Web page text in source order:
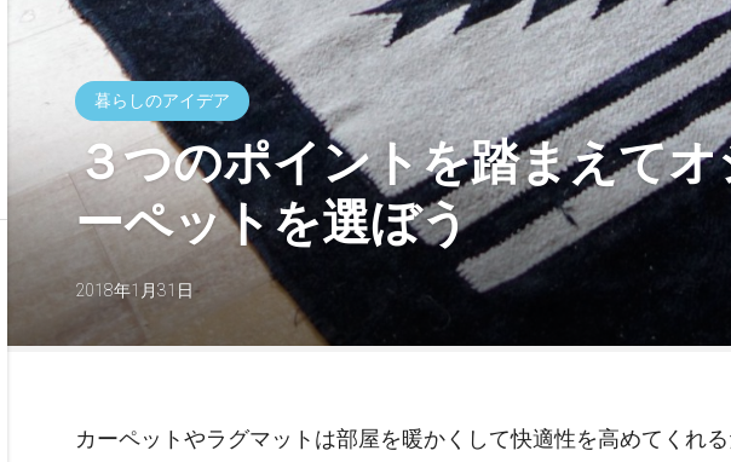
暮らしのアイデア
３つのポイントを踏まえて
ーペットを選ぼう
2018年1月31日
カーペットやラグマットは部屋を暖かくして快適性を高めてくれ